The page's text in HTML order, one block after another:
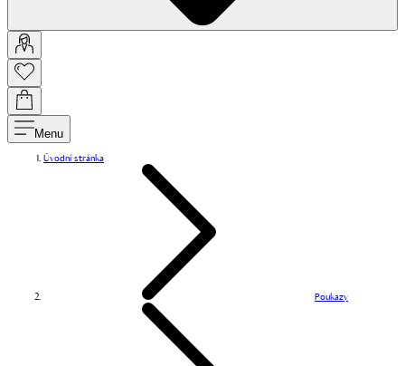
Menu
Úvodní stránka
Poukazy